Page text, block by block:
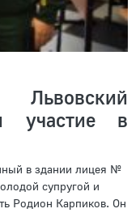
участие в
в здании лицея №
супругой и
Родион Карпиков. Он